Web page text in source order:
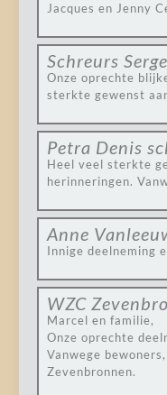
Jacques en Jenny
Schreurs
Onze oprechte
sterkte gewenst
Petra Denis
Heel veel sterkte
herinneringen.
Anne
Innige deelneming
WZC
Marcel en familie,
Onze oprechte
Vanwege
Zevenbronnen.